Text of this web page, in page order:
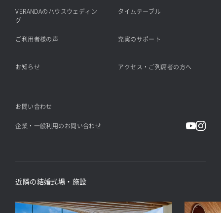
VERANDAのハウスウェディン
グ
タイムテーブル
ご利用者様の声 充実のサポート
お知らせ アクセス・ご列席者の方へ
お問い合わせ
企業・一般利用のお問い合わせ
近隣の結婚式場・施設